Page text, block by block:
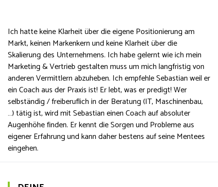
Ich hatte keine Klarheit über die eigene Positionierung am
Markt, keinen Markenkern und keine Klarheit über die
Skalierung des Unternehmens. Ich habe gelernt wie ich mein
Marketing & Vertrieb gestalten muss um mich langfristig von
anderen Vermittlern abzuheben. Ich empfehle Sebastian weil er
ein Coach aus der Praxis ist! Er lebt, was er predigt! Wer
selbständig / freiberuflich in der Beratung (IT, Maschinenbau,
…) tätig ist, wird mit Sebastian einen Coach auf absoluter
Augenhöhe finden. Er kennt die Sorgen und Probleme aus
eigener Erfahrung und kann daher bestens auf seine Mentees
eingehen.